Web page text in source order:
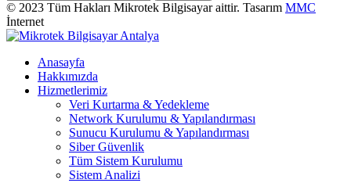
© 2023 Tüm Hakları Mikrotek Bilgisayar aittir. Tasarım MMC
İnternet
Anasayfa
Hakkımızda
Hizmetlerimiz
Veri Kurtarma & Yedekleme
Network Kurulumu & Yapılandırması
Sunucu Kurulumu & Yapılandırması
Siber Güvenlik
Tüm Sistem Kurulumu
Sistem Analizi